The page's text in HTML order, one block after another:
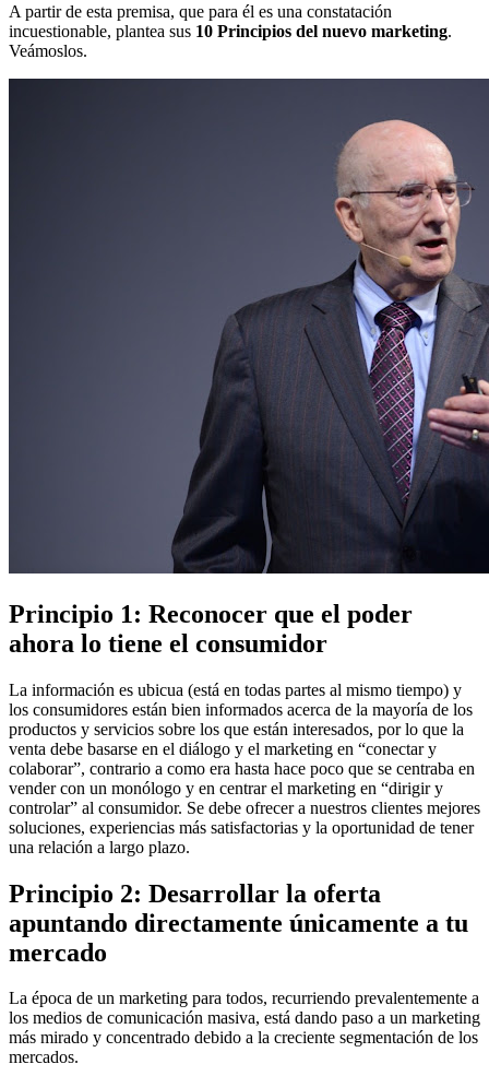
A partir de esta premisa, que para él es una constatación
incuestionable, plantea sus 10 Principios del nuevo marketing.
Veámoslos.
Principio 1: Reconocer que el poder
ahora lo tiene el consumidor
La información es ubicua (está en todas partes al mismo tiempo) y
los consumidores están bien informados acerca de la mayoría de los
productos y servicios sobre los que están interesados, por lo que la
venta debe basarse en el diálogo y el marketing en “conectar y
colaborar”, contrario a como era hasta hace poco que se centraba en
vender con un monólogo y en centrar el marketing en “dirigir y
controlar” al consumidor. Se debe ofrecer a nuestros clientes mejores
soluciones, experiencias más satisfactorias y la oportunidad de tener
una relación a largo plazo.
Principio 2: Desarrollar la oferta
apuntando directamente únicamente a tu
mercado
La época de un marketing para todos, recurriendo prevalentemente a
los medios de comunicación masiva, está dando paso a un marketing
más mirado y concentrado debido a la creciente segmentación de los
mercados.